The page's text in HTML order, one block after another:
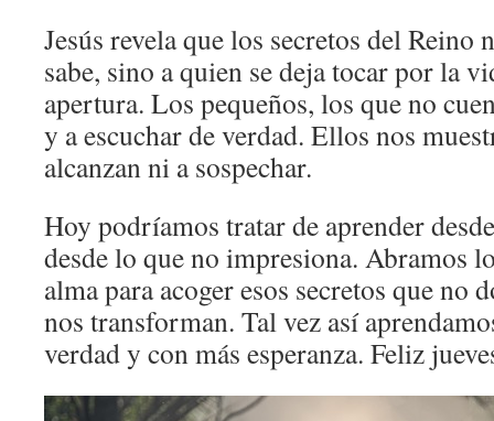
Jesús revela que los secretos del Reino
sabe, sino a quien se deja tocar por la
apertura. Los pequeños, los que no
y a escuchar de verdad. Ellos nos
alcanzan ni a sospechar.
Hoy podríamos tratar de aprender
desde lo que no impresiona. Abramos
alma para acoger esos secretos que no
nos transforman. Tal vez así
verdad y con más esperanza. Feliz